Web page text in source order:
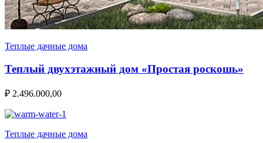
Теплые дачные дома
Теплый двухэтажный дом «Простая роскошь»
₽ 2.496.000,00
Теплые дачные дома